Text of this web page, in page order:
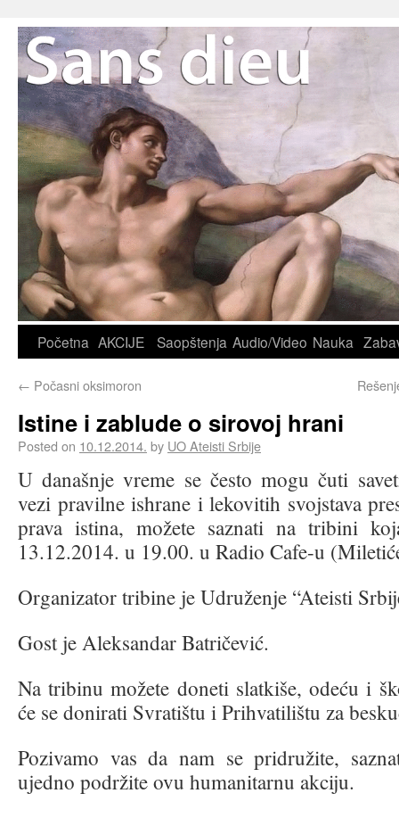
Početna AKCIJE Saopštenja Audio/Video Nauka
← Počasni oksimoron
Istine i zablude o sirovoj hrani
Posted on 10.12.2014. by UO Ateisti Srbije
U današnje vreme se često mogu čuti
vezi pravilne ishrane i lekovitih svojstava
prava istina, možete saznati na tribini
13.12.2014. u 19.00. u Radio Cafe-u
Organizator tribine je Udruženje “Ateisti
Gost je Aleksandar Batričević.
Na tribinu možete doneti slatkiše, odeću i
će se donirati Svratištu i Prihvatilištu za
Pozivamo vas da nam se pridružite,
ujedno podržite ovu humanitarnu akciju.